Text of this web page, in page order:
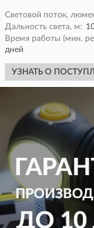
Световой поток,
Дальность света, м:
Время работы (мин.
дней
УЗНАТЬ О